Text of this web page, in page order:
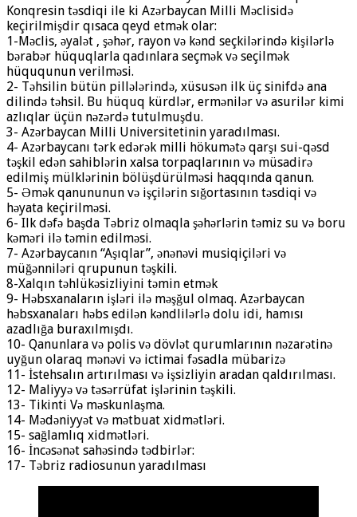
Konqresin təsdiqi ile ki Azərbaycan Milli Məclisidə
keçirilmişdir qısaca qeyd etmək olar:
1-Məclis, əyalət , şəhər, rayon və kənd seçkilərində kişilərlə
bərabər hüquqlarla qadınlara seçmək və seçilmək
hüququnun verilməsi.
2- Təhsilin bütün pillələrində, xüsusən ilk üç sinifdə ana
dilində təhsil. Bu hüquq kürdlər, ermənilər və asurilər kimi
azlıqlar üçün nəzərdə tutulmuşdu.
3- Azərbaycan Milli Universitetinin yaradılması.
4- Azərbaycanı tərk edərək milli hökumətə qarşı sui-qəsd
təşkil edən sahiblərin xalsa torpaqlarının və müsadirə
edilmiş mülklərinin bölüşdürülməsi haqqında qanun.
5- Əmək qanununun və işçilərin sığortasının təsdiqi və
həyata keçirilməsi.
6- Ilk dəfə başda Təbriz olmaqla şəhərlərin təmiz su və boru
kəməri ilə təmin edilməsi.
7- Azərbaycanın “Aşıqlar”, ənənəvi musiqiçiləri və
müğənniləri qrupunun təşkili.
8-Xalqın təhlükəsizliyini təmin etmək
9- Həbsxanaların işləri ilə məşğul olmaq. Azərbaycan
həbsxanaları həbs edilən kəndlilərlə dolu idi, hamısı
azadlığa buraxılmışdı.
10- Qanunlara və polis və dövlət qurumlarının nəzarətinə
uyğun olaraq mənəvi və ictimai fəsadla mübarizə
11- İstehsalın artırılması və işsizliyin aradan qaldırılması.
12- Maliyyə və təsərrüfat işlərinin təşkili.
13- Tikinti Və məskunlaşma.
14- Mədəniyyət və mətbuat xidmətləri.
15- sağlamlıq xidmətləri.
16- İncəsənət sahəsində tədbirlər:
17- Təbriz radiosunun yaradılması